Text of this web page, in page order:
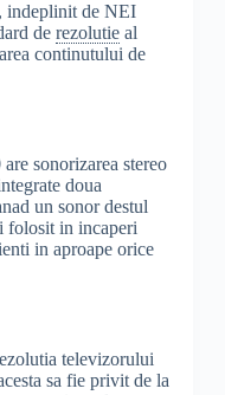
, indeplinit de NEI
de rezolutieal
continutului de
sonorizarea stereo
doua
un sonor destul
folosit in incaperi
in aproape orice
televizorului
sa fie privit de la